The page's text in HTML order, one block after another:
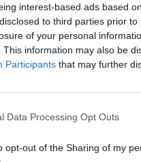
interest-based ads based
to third parties prior
of your personal
This information may also be
Participants that may further
Data Processing Opt Outs
opt-out of the Sharing of my
ESTAR INTERESSADO
“Concertos de Primavera”